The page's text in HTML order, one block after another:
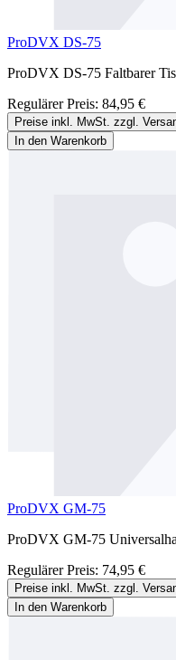
ProDVX DS-75
ProDVX DS-75 Faltbarer
Regulärer Preis: 84,95 €
Preise inkl. MwSt. zzgl.
In den Warenkorb
ProDVX GM-75
ProDVX GM-75
Regulärer Preis: 74,95 €
Preise inkl. MwSt. zzgl.
In den Warenkorb